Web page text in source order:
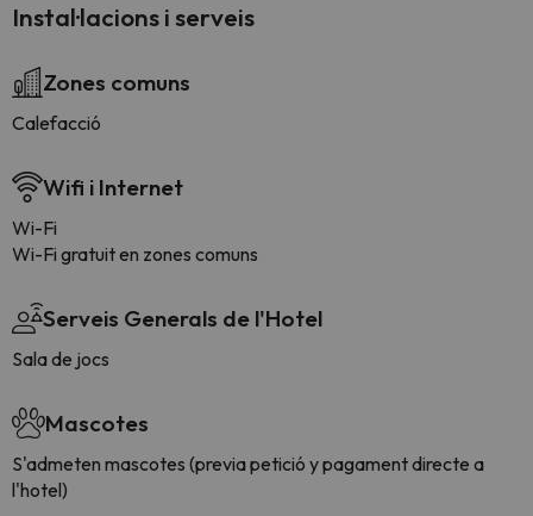
Instal·lacions i serveis
Zones comuns
Calefacció
Wifi i Internet
Wi-Fi
Wi-Fi gratuit en zones comuns
Serveis Generals de l'Hotel
Sala de jocs
Mascotes
S'admeten mascotes (previa petició y pagament directe a
l'hotel)